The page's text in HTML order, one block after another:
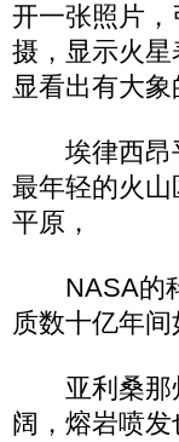
开一张照片
摄，显示火
显看出有大象
埃律西昂平
最年轻的火
平原，
NASA的科
质数十亿年间
亚利桑那州
阔，熔岩喷